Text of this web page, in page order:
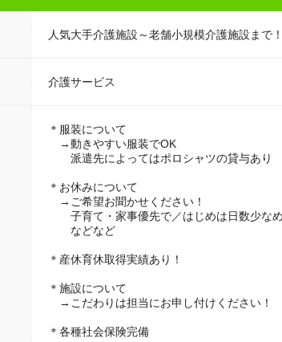
人気大手介護施設～老舗小規模介護施設まで！
介護サービス
＊服装について
→動きやすい服装でOK
派遣先によってはポロシャツの貸与あり
＊お休みについて
→ご希望お聞かせください！
子育て・家事優先で／はじめは日数少な
などなど
＊産休育休取得実績あり！
＊施設について
→こだわりは担当にお申し付けください！
＊各種社会保険完備